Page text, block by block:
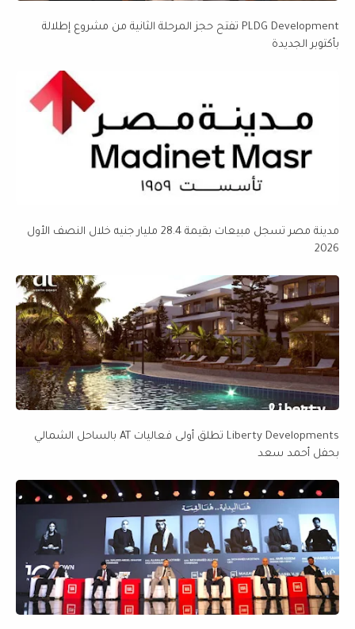
PLDG Development تفتح حجز المرحلة الثانية من مشروع إطلالة
بأكتوبر الجديدة
مدينة مصر تسجل مبيعات بقيمة 28.4 مليار جنيه خلال النصف الأول
2026
Liberty Developments تطلق أولى فعاليات AT بالساحل الشمالي
بحفل أحمد سعد